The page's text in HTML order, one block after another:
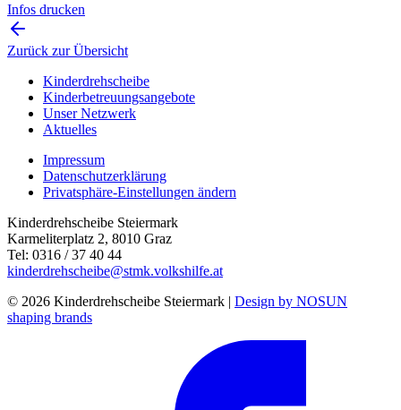
Infos drucken
Zurück zur Übersicht
Kinderdrehscheibe
Kinderbetreuungs­angebote
Unser Netzwerk
Aktuelles
Impressum
Datenschutzerklärung
Privatsphäre-Einstellungen ändern
Kinderdrehscheibe Steiermark
Karmeliterplatz 2, 8010 Graz
Tel: 0316 / 37 40 44
kinderdrehscheibe@stmk.volkshilfe.at
© 2026 Kinderdrehscheibe Steiermark | Design by NOSUN
shaping brands